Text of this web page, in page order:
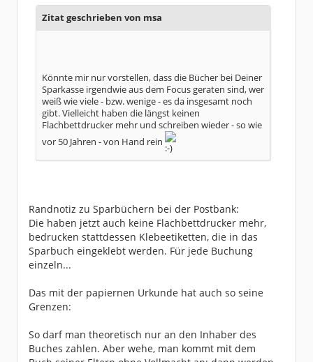
Zitat geschrieben von msa
Könnte mir nur vorstellen, dass die Bücher bei Deiner
Sparkasse irgendwie aus dem Focus geraten sind, wer
weiß wie viele - bzw. wenige - es da insgesamt noch
gibt. Vielleicht haben die längst keinen
Flachbettdrucker mehr und schreiben wieder - so wie
vor 50 Jahren - von Hand rein
Randnotiz zu Sparbüchern bei der Postbank:
Die haben jetzt auch keine Flachbettdrucker mehr,
bedrucken stattdessen Klebeetiketten, die in das
Sparbuch eingeklebt werden. Für jede Buchung
einzeln...
Das mit der papiernen Urkunde hat auch so seine
Grenzen:
So darf man theoretisch nur an den Inhaber des
Buches zahlen. Aber wehe, man kommt mit dem